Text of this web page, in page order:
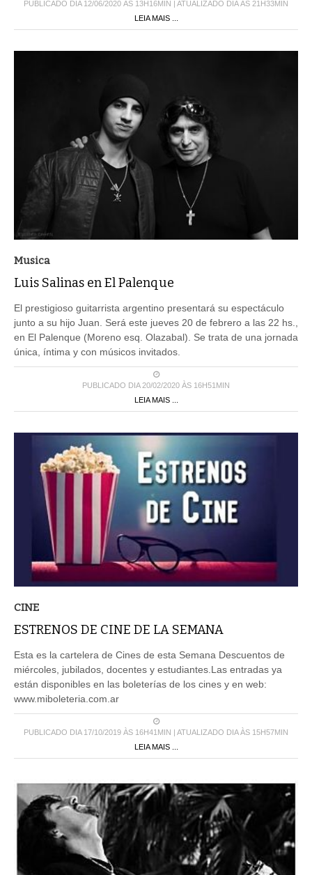
PUBLICADO DIA 12/06/2020 ÀS 13H16MIN | ATUALIZADO DIA ÀS 21H33MIN
LEIA MAIS ...
Musica
Luis Salinas en El Palenque
El prestigioso guitarrista argentino presentará su espectáculo
junto a su hijo Juan. Será este jueves 20 de febrero a las 22 hs.,
en El Palenque (Moreno esq. Olazabal). Se trata de una jornada
única, íntima y con músicos invitados.
PUBLICADO DIA 20/02/2020 ÀS 16H51MIN
LEIA MAIS ...
CINE
ESTRENOS DE CINE DE LA SEMANA
Esta es la cartelera de Cines de esta Semana Descuentos de
miércoles, jubilados, docentes y estudiantes.Las entradas ya
están disponibles en las boleterías de los cines y en web:
www.miboleteria.com.ar
PUBLICADO DIA 17/10/2019 ÀS 16H41MIN | ATUALIZADO DIA ÀS 15H57MIN
LEIA MAIS ...